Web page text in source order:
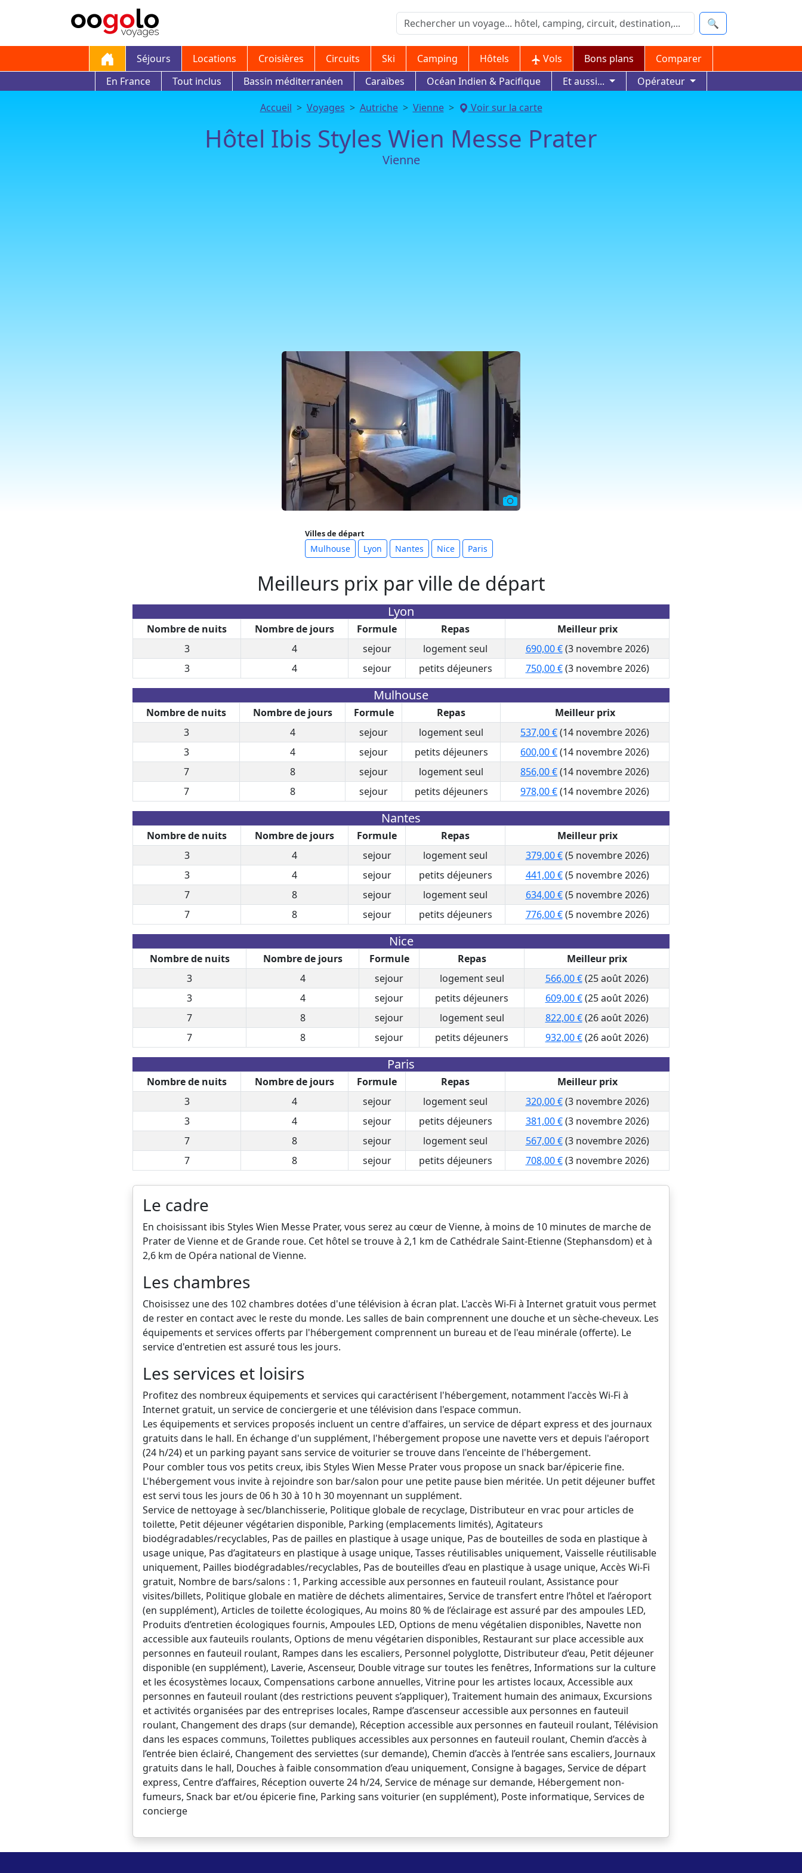
🔍
Séjours Locations Croisières Circuits Ski Camping Hôtels Vols Bons plans
Comparer
En France
Tout inclus Bassin méditerranéen Caraïbes Océan Indien & Pacifique Et aussi...
Opérateur
Accueil
Voyages Autriche Vienne Voir sur la carte
Hôtel Ibis Styles Wien Messe Prater
Vienne
Villes de départ
Mulhouse Lyon Nantes Nice Paris
Meilleurs prix par ville de départ
Lyon
Nombre de nuits Nombre de jours Formule Repas
Meilleur prix
3
4 sejour logement seul 690,00 €(3 novembre 2026)
3
4 sejour petits déjeuners 750,00 €(3 novembre 2026)
Mulhouse
Nombre de nuits Nombre de jours Formule Repas
Meilleur prix
3
4 sejour logement seul 537,00 €(14 novembre 2026)
3
4 sejour petits déjeuners 600,00 €(14 novembre 2026)
7
8 sejour logement seul 856,00 €(14 novembre 2026)
7
8 sejour petits déjeuners 978,00 €(14 novembre 2026)
Nantes
Nombre de nuits Nombre de jours Formule Repas
Meilleur prix
3
4 sejour logement seul 379,00 €(5 novembre 2026)
3
4 sejour petits déjeuners 441,00 €(5 novembre 2026)
7
8 sejour logement seul 634,00 €(5 novembre 2026)
7
8 sejour petits déjeuners 776,00 €(5 novembre 2026)
Nice
Nombre de nuits Nombre de jours Formule Repas
Meilleur prix
3
4 sejour logement seul 566,00 €(25 août 2026)
3
4 sejour petits déjeuners 609,00 €(25 août 2026)
7
8 sejour logement seul 822,00 €(26 août 2026)
7
8 sejour petits déjeuners 932,00 €(26 août 2026)
Paris
Nombre de nuits Nombre de jours Formule Repas
Meilleur prix
3
4 sejour logement seul 320,00 €(3 novembre 2026)
3
4 sejour petits déjeuners 381,00 €(3 novembre 2026)
7
8 sejour logement seul 567,00 €(3 novembre 2026)
7
8 sejour petits déjeuners 708,00 €(3 novembre 2026)
Le cadre
En choisissant ibis Styles Wien Messe Prater, vous serez au cœur de Vienne, à moins de 10 minutes de marche de
Prater de Vienne et de Grande roue. Cet hôtel se trouve à 2,1 km de Cathédrale Saint-Etienne (Stephansdom) et à
2,6 km de Opéra national de Vienne.
Les chambres
Choisissez une des 102 chambres dotées d'une télévision à écran plat. L'accès Wi-Fi à Internet gratuit vous permet
de rester en contact avec le reste du monde. Les salles de bain comprennent une douche et un sèche-cheveux. Les
équipements et services offerts par l'hébergement comprennent un bureau et de l'eau minérale (offerte). Le
service d'entretien est assuré tous les jours.
Les services et loisirs
Profitez des nombreux équipements et services qui caractérisent l'hébergement, notamment l'accès Wi-Fi à
Internet gratuit, un service de conciergerie et une télévision dans l'espace commun.
Les équipements et services proposés incluent un centre d'affaires, un service de départ express et des journaux
gratuits dans le hall. En échange d'un supplément, l'hébergement propose une navette vers et depuis l'aéroport
(24 h/24) et un parking payant sans service de voiturier se trouve dans l'enceinte de l'hébergement.
Pour combler tous vos petits creux, ibis Styles Wien Messe Prater vous propose un snack bar/épicerie fine.
L'hébergement vous invite à rejoindre son bar/salon pour une petite pause bien méritée. Un petit déjeuner buffet
est servi tous les jours de 06 h 30 à 10 h 30 moyennant un supplément.
Service de nettoyage à sec/blanchisserie, Politique globale de recyclage, Distributeur en vrac pour articles de
toilette, Petit déjeuner végétarien disponible, Parking (emplacements limités), Agitateurs
biodégradables/recyclables, Pas de pailles en plastique à usage unique, Pas de bouteilles de soda en plastique à
usage unique, Pas d’agitateurs en plastique à usage unique, Tasses réutilisables uniquement, Vaisselle réutilisable
uniquement, Pailles biodégradables/recyclables, Pas de bouteilles d’eau en plastique à usage unique, Accès Wi-Fi
gratuit, Nombre de bars/salons : 1, Parking accessible aux personnes en fauteuil roulant, Assistance pour
visites/billets, Politique globale en matière de déchets alimentaires, Service de transfert entre l’hôtel et l’aéroport
(en supplément), Articles de toilette écologiques, Au moins 80 % de l’éclairage est assuré par des ampoules LED,
Produits d’entretien écologiques fournis, Ampoules LED, Options de menu végétalien disponibles, Navette non
accessible aux fauteuils roulants, Options de menu végétarien disponibles, Restaurant sur place accessible aux
personnes en fauteuil roulant, Rampes dans les escaliers, Personnel polyglotte, Distributeur d’eau, Petit déjeuner
disponible (en supplément), Laverie, Ascenseur, Double vitrage sur toutes les fenêtres, Informations sur la culture
et les écosystèmes locaux, Compensations carbone annuelles, Vitrine pour les artistes locaux, Accessible aux
personnes en fauteuil roulant (des restrictions peuvent s’appliquer), Traitement humain des animaux, Excursions
et activités organisées par des entreprises locales, Rampe d’ascenseur accessible aux personnes en fauteuil
roulant, Changement des draps (sur demande), Réception accessible aux personnes en fauteuil roulant, Télévision
dans les espaces communs, Toilettes publiques accessibles aux personnes en fauteuil roulant, Chemin d’accès à
l’entrée bien éclairé, Changement des serviettes (sur demande), Chemin d’accès à l’entrée sans escaliers, Journaux
gratuits dans le hall, Douches à faible consommation d’eau uniquement, Consigne à bagages, Service de départ
express, Centre d’affaires, Réception ouverte 24 h/24, Service de ménage sur demande, Hébergement non-
fumeurs, Snack bar et/ou épicerie fine, Parking sans voiturier (en supplément), Poste informatique, Services de
concierge